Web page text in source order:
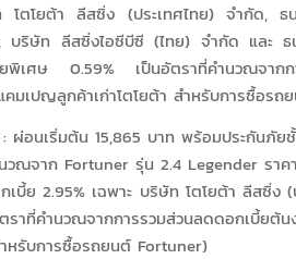
โตโยต้า ลีสซิ่ง (ประเทศไทย) จำกัด, ธ
, บริษัท ลีสซิ่งไอซีบีซี (ไทย) จำกัด และ
ยพิเศษ 0.59% เป็นอัตราที่คำนวณจาก
คมเปญลูกค้าเก่าโตโยต้า สำหรับการซื้อร
ผ่อนเริ่มต้น 15,865 บาท พร้อมประกันภัยชั้
วณจาก Fortuner รุ่น 2.4 Legender รา
บี้ย 2.95% เฉพาะ บริษัท โตโยต้า ลีสซิ่ง
ราที่คำนวณจากการรวมส่วนลดดอกเบี้ยต้
ำหรับการซื้อรถยนต์ Fortuner)